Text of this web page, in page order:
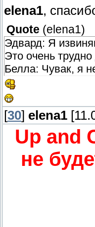
elena1,
Quote (elena1)
Эдвард: Я
Это очень
Белла: Чувак, я
[30] elena1
Up and
не